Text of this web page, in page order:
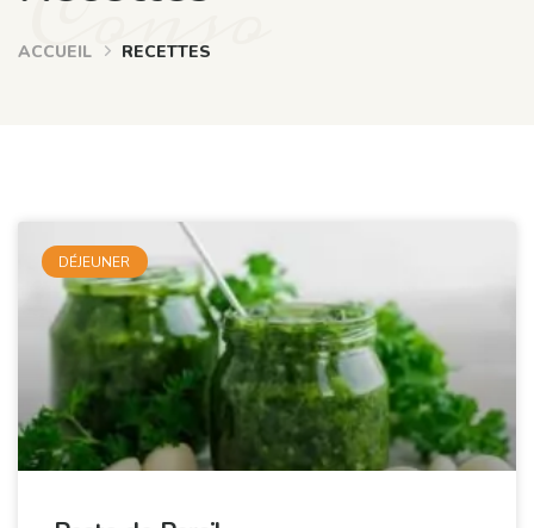
ACCUEIL RECETTES
DÉJEUNER